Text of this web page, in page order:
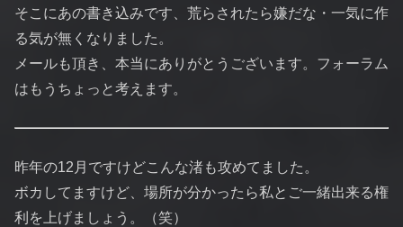
そこにあの書き込みです、荒らされたら嫌だな・一気に作
る気が無くなりました。
メールも頂き、本当にありがとうございます。フォーラム
はもうちょっと考えます。
昨年の12月ですけどこんな渚も攻めてました。
ボカしてますけど、場所が分かったら私とご一緒出来る権
利を上げましょう。（笑）